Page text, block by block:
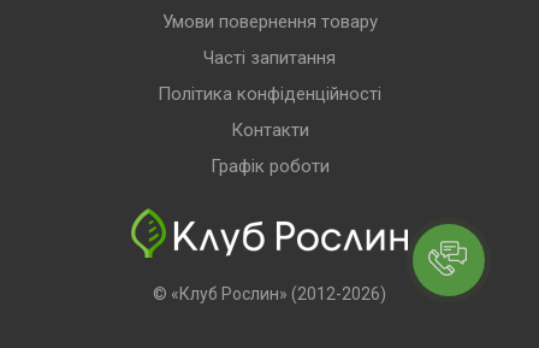
Умови повернення товару
Часті запитання
Політика конфіденційності
Контакти
Графік роботи
© «Клуб Рослин» (2012-2026)